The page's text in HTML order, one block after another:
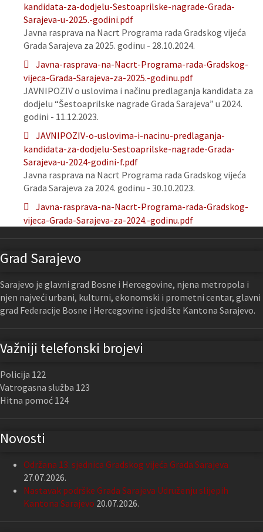
kandidata-za-dodjelu-Sestoaprilske-nagrade-Grada-
Sarajeva-u-2025.-godini.pdf
Javna rasprava na Nacrt Programa rada Gradskog vijeća
Grada Sarajeva za 2025. godinu - 28.10.2024.
Javna-rasprava-na-Nacrt-Programa-rada-Gradskog-
vijeca-Grada-Sarajeva-za-2025.-godinu.pdf
JAVNIPOZIV o uslovima i načinu predlaganja kandidata za
dodjelu “Šestoaprilske nagrade Grada Sarajeva” u 2024.
godini - 11.12.2023.
JAVNIPOZIV-o-uslovima-i-nacinu-predlaganja-
kandidata-za-dodjelu-Sestoaprilske-nagrade-Grada-
Sarajeva-u-2024-godini-f.pdf
Javna rasprava na Nacrt Programa rada Gradskog vijeća
Grada Sarajeva za 2024. godinu - 30.10.2023.
Javna-rasprava-na-Nacrt-Programa-rada-Gradskog-
vijeca-Grada-Sarajeva-za-2024.-godinu.pdf
Grad Sarajevo
Sarajevo je glavni grad Bosne i Hercegovine, njena metropola i
njen najveći urbani, kulturni, ekonomski i prometni centar, glavni
grad Federacije Bosne i Hercegovine i sjedište Kantona Sarajevo.
Važniji telefonski brojevi
Policija 122
Vatrogasna služba 123
Hitna pomoć 124
Novosti
Održana 13. sjednica Gradskog vijeća Grada Sarajeva
27.07.2026.
Nastavak podrške Grada Sarajeva Udruženju slijepih
Kantona Sarajevo 20.07.2026.